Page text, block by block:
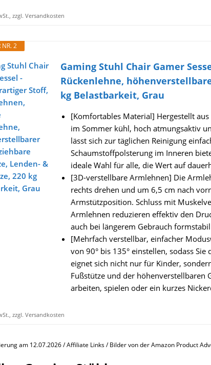
zzgl. Versandkosten
NR. 2
Gaming Stuhl Chair Gamer
Rückenlehne,
kg Belastbarkeit, Grau
[Komfortables Material] Hergestellt
im Sommer kühl, hoch atmungsaktiv
lässt sich zur täglichen Reinigung
Schaumstoffpolsterung im Inneren
ideale Wahl für alle, die Wert auf
[3D-verstellbare Armlehnen] Die
rechts drehen und um 6,5 cm nach
Armstützposition. Schluss mit
Armlehnen reduzieren effektiv den
auch bei längerem Gebrauch
[Mehrfach verstellbar, einfacher
von 90° bis 135° einstellen, sodass
eignet sich nicht nur für Kinder,
Fußstütze und der höhenverstellbaren
arbeiten, spielen oder ein kurzes
zzgl. Versandkosten
am 12.07.2026 / Affiliate Links / Bilder von der Amazon Product